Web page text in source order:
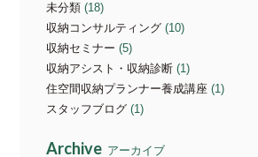
未分類 (18)
収納コンサルティング (10)
収納セミナー (5)
収納アシスト・収納診断 (1)
住空間収納プランナー養成講座 (1)
スタッフブログ (1)
Archive アーカイブ